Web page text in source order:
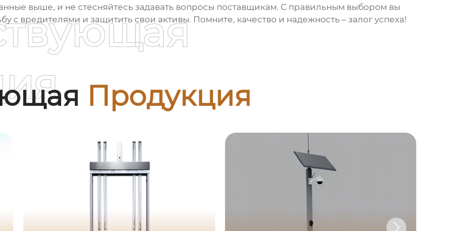
выше, и не стесняйтесь задавать вопросы поставщикам. С правильным выбором вы
с вредителями и защитить свои активы. Помните, качество и надежность – залог успеха!
Продукция